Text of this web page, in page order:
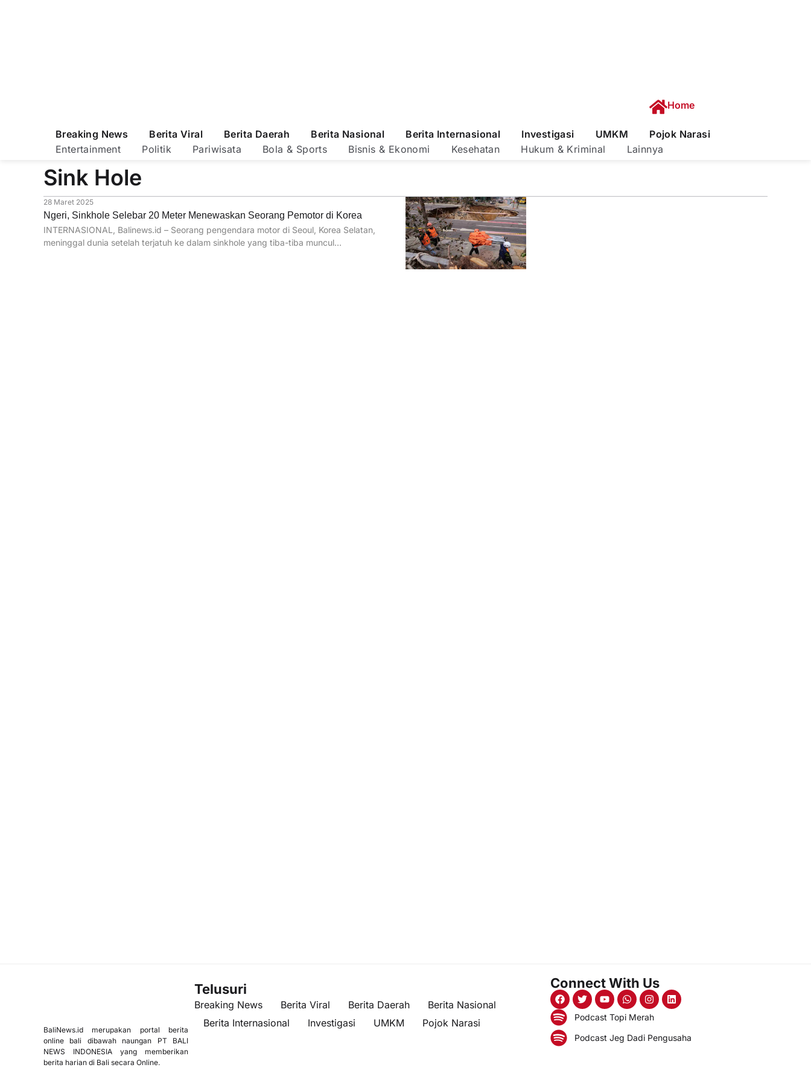
Home
Breaking News Berita Viral Berita Daerah Berita Nasional Berita Internasional Investigasi UMKM
Pojok Narasi
Entertainment
Politik Pariwisata Bola & Sports Bisnis & Ekonomi Kesehatan Hukum & Kriminal Lainnya
Sink Hole
28 Maret 2025
Ngeri, Sinkhole Selebar 20 Meter Menewaskan Seorang Pemotor di Korea
INTERNASIONAL, Balinews.id – Seorang pengendara motor di Seoul, Korea Selatan,
meninggal dunia setelah terjatuh ke dalam sinkhole yang tiba-tiba muncul…
BaliNews.id merupakan portal berita
online bali dibawah naungan PT BALI
NEWS INDONESIA yang memberikan
berita harian di Bali secara Online.
Telusuri
Breaking News Berita Viral Berita Daerah
Berita Nasional
Berita Internasional
Investigasi UMKM Pojok Narasi
Connect With Us
Podcast Topi Merah
Podcast Jeg Dadi Pengusaha